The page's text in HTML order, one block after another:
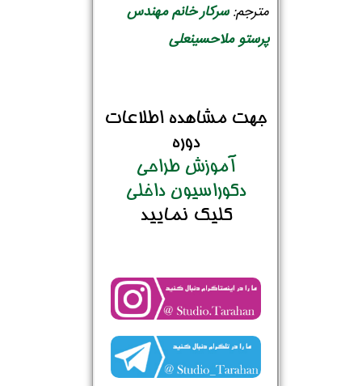
مترجم:سرکار خانم مهندس
پرستو ملاحسینعلی
جهت مشاهده اطلاعات
دوره
آموزش طراحی
دکوراسیون داخلی
کلیک نمایید